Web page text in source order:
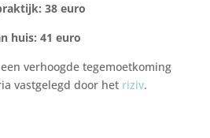
38 euro
huis: 41 euro
verhoogde tegemoetkoming
vastgelegd door het riziv.